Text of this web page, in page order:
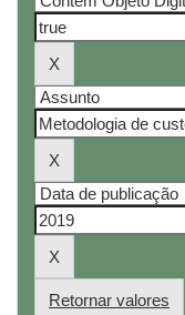
Retornar valores